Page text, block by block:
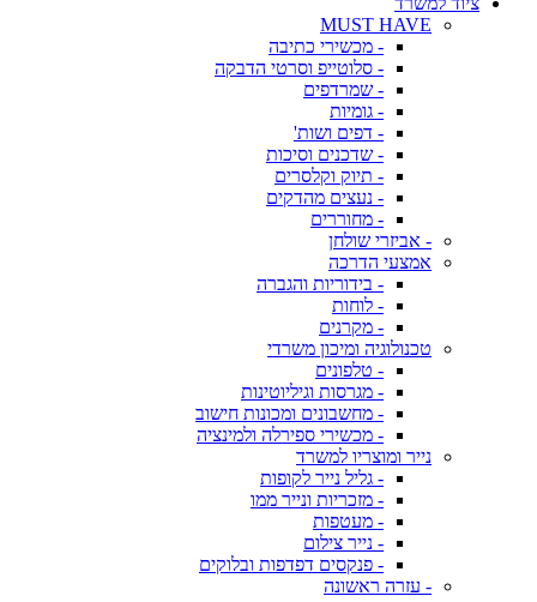
MUST HAVE
- מכשירי כתיבה
- סלוטייפ וסרטי הדבקה
- שמרדפים
- גומיות
- דפים ושות'
- שדכנים וסיכות
- תיוק וקלסרים
- נעצים מהדקים
- מחוררים
- אביזרי שולחן
אמצעי הדרכה
- בידוריות והגברה
- לוחות
- מקרנים
טכנולוגיה ומיכון משרדי
- טלפונים
- מגרסות וגיליוטינות
- מחשבונים ומכונות חישוב
- מכשירי ספירלה ולמינציה
נייר ומוצריו למשרד
- גליל נייר לקופות
- מזכריות ונייר ממו
- מעטפות
- נייר צילום
- פנקסים דפדפות ובלוקים
- עזרה ראשונה